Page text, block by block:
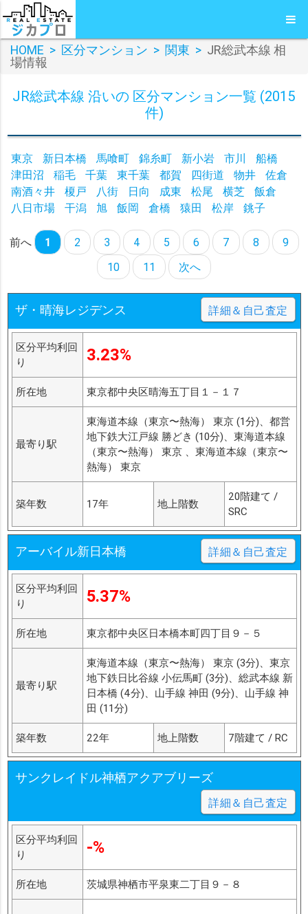
HOME > 区分マンション > 関東 > JR総武本線 相
場情報
JR総武本線 沿いの 区分マンション一覧 (2015
件)
東京 新日本橋 馬喰町 錦糸町 新小岩 市川
船橋
津田沼
稲毛 千葉 東千葉 都賀 四街道 物井
佐倉
南酒々井
榎戸 八街 日向 成東 松尾 横芝
飯倉
八日市場
干潟 旭 飯岡 倉橋 猿田 松岸 銚子
前へ 1 2 3 4 5 6 7 8
9
10
11 次へ
ザ・晴海レジデンス 詳細＆自己査定
区分平均利回
り
3.23%
所在地 東京都中央区晴海五丁目１－１７
最寄り駅
東海道本線（東京〜熱海） 東京 (1分)、都営
地下鉄大江戸線 勝どき (10分)、東海道本線
（東京〜熱海） 東京 、東海道本線（東京〜
熱海） 東京
築年数 17年 地上階数
20階建て /
SRC
アーバイル新日本橋 詳細＆自己査定
区分平均利回
り
5.37%
所在地 東京都中央区日本橋本町四丁目９－５
最寄り駅
東海道本線（東京〜熱海） 東京 (3分)、東京
地下鉄日比谷線 小伝馬町 (3分)、総武本線 新
日本橋 (4分)、山手線 神田 (9分)、山手線 神
田 (11分)
築年数 22年 地上階数 7階建て / RC
サンクレイドル神栖アクアブリーズ
詳細＆自己査定
区分平均利回
り
-%
所在地 茨城県神栖市平泉東二丁目９－８